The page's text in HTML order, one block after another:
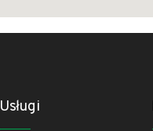
Usługi